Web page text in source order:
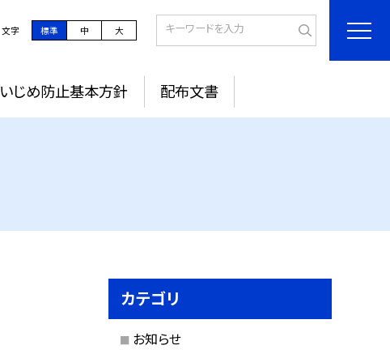
文字 標準 中 大
いじめ防止基本方針 配布文書
カテゴリ
お知らせ